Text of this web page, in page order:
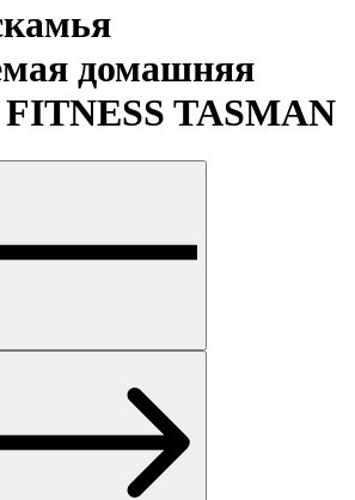
домашняя
TASMAN